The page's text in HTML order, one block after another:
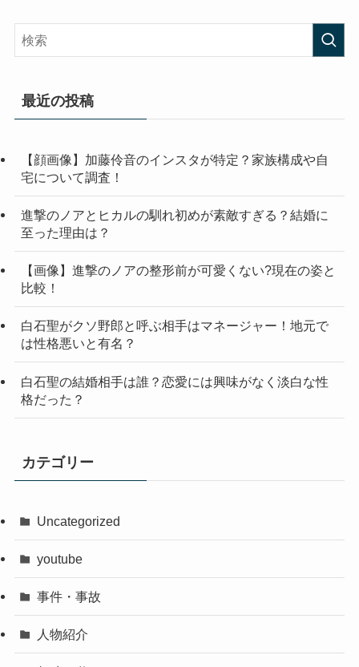
最近の投稿
【顔画像】加藤伶音のインスタが特定？家族構成や自
宅について調査！
進撃のノアとヒカルの馴れ初めが素敵すぎる？結婚に
至った理由は？
【画像】進撃のノアの整形前が可愛くない?現在の姿と
比較！
白石聖がクソ野郎と呼ぶ相手はマネージャー！地元で
は性格悪いと有名？
白石聖の結婚相手は誰？恋愛には興味がなく淡白な性
格だった？
カテゴリー
Uncategorized
youtube
事件・事故
人物紹介